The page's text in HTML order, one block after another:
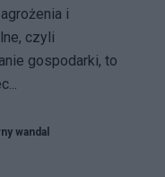
i
czyli
gospodarki, to
wandal